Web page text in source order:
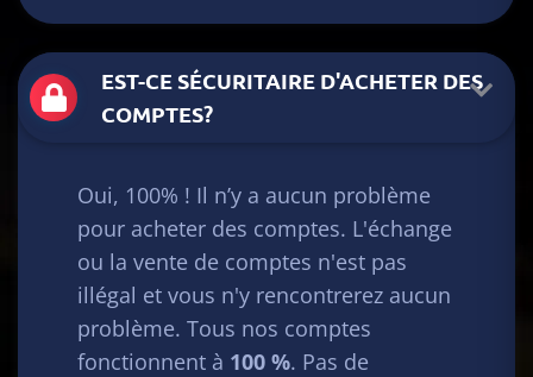
EST-CE SÉCURITAIRE D'ACHETER DES
COMPTES?
Oui, 100% ! Il n’y a aucun problème
pour acheter des comptes. L'échange
ou la vente de comptes n'est pas
illégal et vous n'y rencontrerez aucun
problème. Tous nos comptes
fonctionnent à 100 %. Pas de